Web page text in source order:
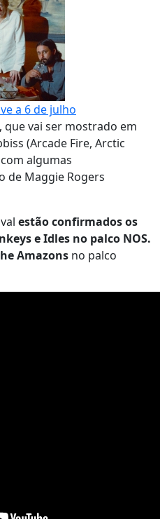
a 6 de julho
vai ser mostrado em
(Arcade Fire, Arctic
algumas
de Maggie Rogers
estão confirmados os
e Idles no palco NOS.
Amazons no palco